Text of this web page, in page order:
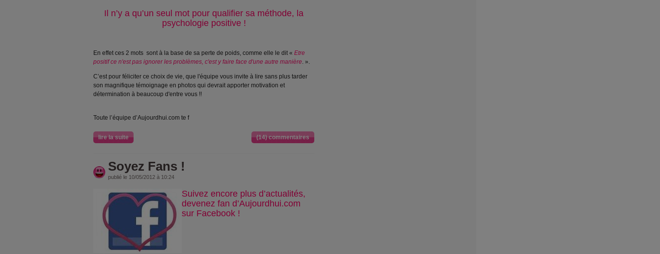
Il n’y a qu’un seul mot pour qualifier sa méthode, la
psychologie positive !
En effet ces 2 mots sont à la base de sa perte de poids, comme elle le dit « Etre
positif ce n'est pas ignorer les problèmes, c'est y faire face d'une autre manière. ».
C’est pour féliciter ce choix de vie, que l'équipe vous invite à lire sans plus tarder
son magnifique témoignage en photos qui devrait apporter motivation et
détermination à beaucoup d'entre vous !!
Toute l’équipe d’Aujourdhui.com te f
lire la suite (14) commentaires
Soyez Fans !
publié le 10/05/2012 à 10:24
Suivez encore plus d’actualités,
devenez fan d’Aujourdhui.com
sur Facebook !